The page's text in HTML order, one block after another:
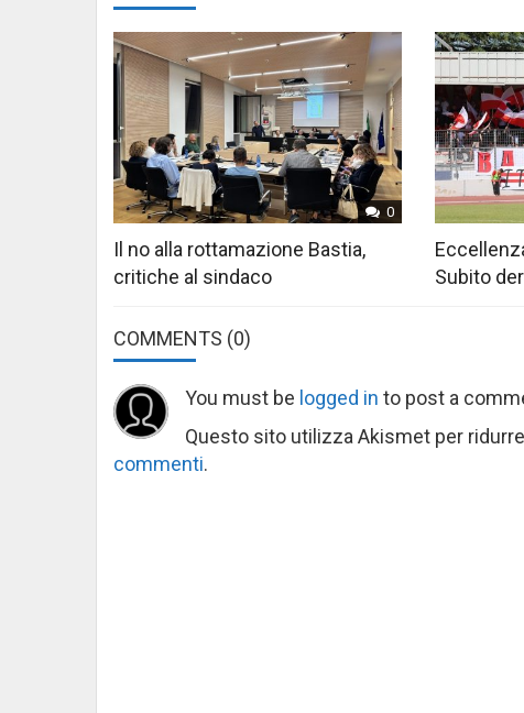
0
Il no alla rottamazione Bastia,
critiche al sindaco
Subito
COMMENTS (0)
You must be logged in to post a
Questo sito utilizza Akismet per
commenti.